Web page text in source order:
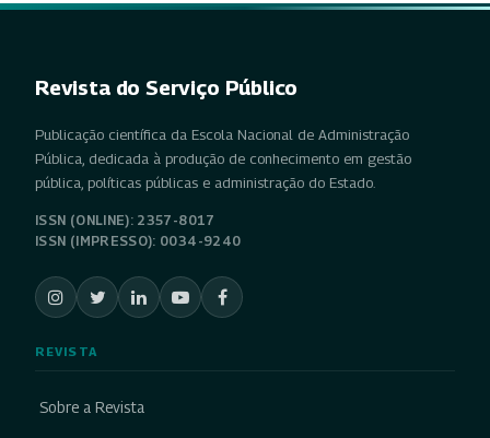
Revista do Serviço Público
Publicação científica da Escola Nacional de Administração
Pública, dedicada à produção de conhecimento em gestão
pública, políticas públicas e administração do Estado.
ISSN (ONLINE): 2357-8017
ISSN (IMPRESSO): 0034-9240
REVISTA
Sobre a Revista